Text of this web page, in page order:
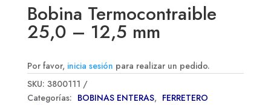
Bobina Termocontraible
25,0 – 12,5 mm
Por favor, inicia sesión para realizar un pedido.
SKU: 3800111
Categorías: BOBINAS ENTERAS, FERRETERO